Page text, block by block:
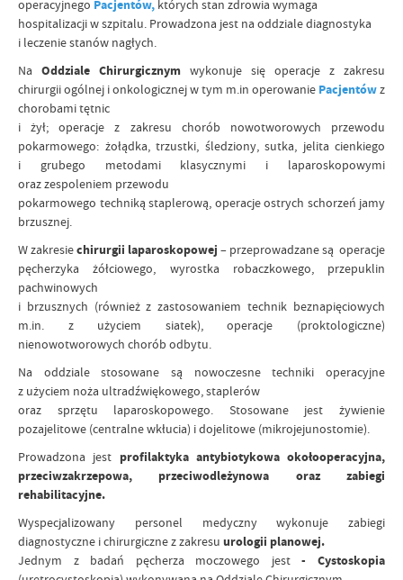
operacyjnego Pacjentów, których stan zdrowia wymaga
hospitalizacjiw szpitalu. Prowadzona jest na oddziale diagnostyka
i leczenie stanów nagłych.
Na Oddziale Chirurgicznym wykonuje się operacje z zakresu
chirurgii ogólnej i onkologicznej w tym m.in operowanie Pacjentówz
chorobami tętnic
i żył; operacje z zakresu chorób nowotworowych przewodu
pokarmowego: żołądka, trzustki, śledziony, sutka, jelita cienkiego
i grubego metodami klasycznymi i laparoskopowymi
oraz zespoleniem przewodu
pokarmowego techniką staplerową, operacje ostrych schorzeń jamy
brzusznej.
W zakresiechirurgii laparoskopowej – przeprowadzane są operacje
pęcherzyka żółciowego, wyrostka robaczkowego, przepuklin
pachwinowych
i brzusznych (również z zastosowaniem technik beznapięciowych
m.in. z użyciem siatek), operacje (proktologiczne)
nienowotworowych chorób odbytu.
Na oddziale stosowane są nowoczesne techniki operacyjne
z użyciem noża ultradźwiękowego, staplerów
oraz sprzętu laparoskopowego. Stosowane jest żywienie
pozajelitowe (centralne wkłucia) i dojelitowe (mikrojejunostomie).
Prowadzona jest profilaktyka antybiotykowa okołooperacyjna,
przeciwzakrzepowa, przeciwodleżynowa oraz zabiegi
rehabilitacyjne.
Wyspecjalizowany personel medyczny wykonuje zabiegi
diagnostyczne i chirurgiczne z zakresu urologii planowej.
Jednym z badań pęcherza moczowego jest- Cystoskopia